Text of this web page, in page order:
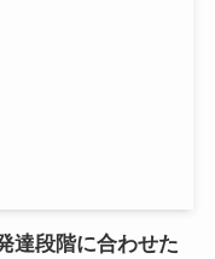
達段階に合わせた